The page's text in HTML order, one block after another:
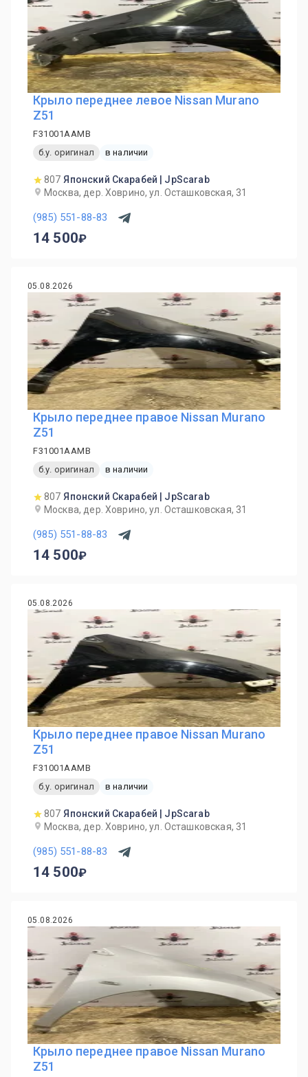
Крыло переднее левое Nissan Murano
Z51
F31001AAMB
б.у. оригинал
в наличии
807 Японский Скарабей | JpScarab
Москва, дер. Ховрино, ул. Осташковская, 31
(985) 551-88-83
14 500
05.08.2026
Крыло переднее правое Nissan Murano
Z51
F31001AAMB
б.у. оригинал
в наличии
807 Японский Скарабей | JpScarab
Москва, дер. Ховрино, ул. Осташковская, 31
(985) 551-88-83
14 500
05.08.2026
Крыло переднее правое Nissan Murano
Z51
F31001AAMB
б.у. оригинал
в наличии
807 Японский Скарабей | JpScarab
Москва, дер. Ховрино, ул. Осташковская, 31
(985) 551-88-83
14 500
05.08.2026
Крыло переднее правое Nissan Murano
Z51